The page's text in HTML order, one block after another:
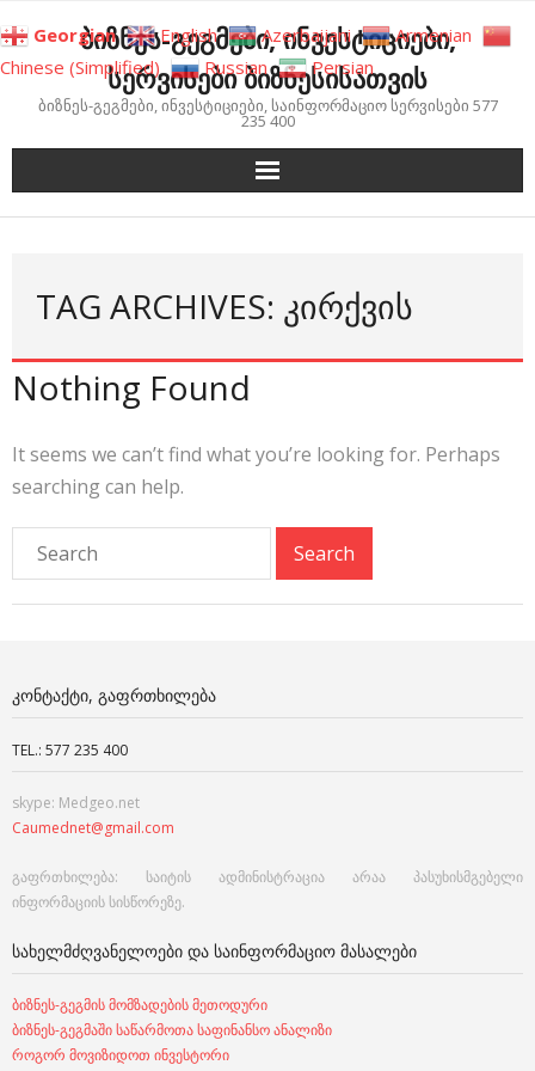
to
content
ბიზნეს-გეგმები, ინვესტიციები,
სერვისები ბიზნესისათვის
ბიზნეს-გეგმები, ინვესტიციები, საინფორმაციო სერვისები 577
235 400
TAG ARCHIVES: ᲙᲘᲠᲥᲕᲘᲡ
Nothing Found
It seems we can’t find what you’re looking for. Perhaps
searching can help.
ᲙᲝᲜᲢᲐᲥᲢᲘ, ᲒᲐᲤᲠᲗᲮᲘᲚᲔᲑᲐ
TEL.: 577 235 400
skype: Medgeo.net
Caumednet@gmail.com
გაფრთხილება: საიტის ადმინისტრაცია არაა პასუხისმგებელი
ინფორმაციის სისწორეზე.
ᲡᲐᲮᲔᲚᲛᲫᲦᲕᲐᲜᲔᲚᲝᲔᲑᲘ ᲓᲐ ᲡᲐᲘᲜᲤᲝᲠᲛᲐᲪᲘᲝ ᲛᲐᲡᲐᲚᲔᲑᲘ
ბიზნეს-გეგმის მომზადების მეთოდური
ბიზნეს-გეგმაში საწარმოთა საფინანსო ანალიზი
როგორ მოვიზიდოთ ინვესტორი
Georgian English Azerbaijani
Armenian
Chinese (Simplified)
Russian Persian